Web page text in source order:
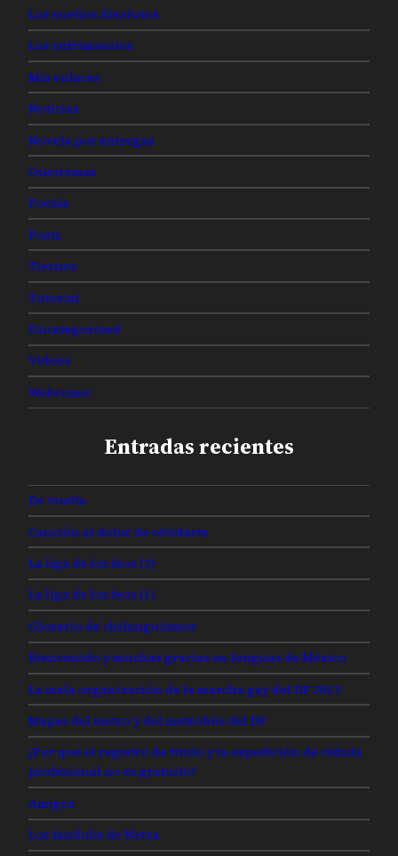
Los sueños disolutos
Los sufrimientos
Mis enlaces
Noticias
Novela por entregas
Oneiremas
Poesía
Posts
Tiernos
Tutorial
Uncategorized
Videos
Webcomic
Entradas recientes
De vuelta
Canción al dolor de olvidarte
La liga de los feos (2)
La liga de los feos (1)
Glosario de chilanguismos
Bienvenido y muchas gracias en lenguas de México
La mala organización de la marcha gay del DF 2013
Mapas del metro y del metrobús del DF
¿Por qué el registro de título y la expedición de cédula
profesional no es gratuito?
Amigos
Los fandubs de Netza